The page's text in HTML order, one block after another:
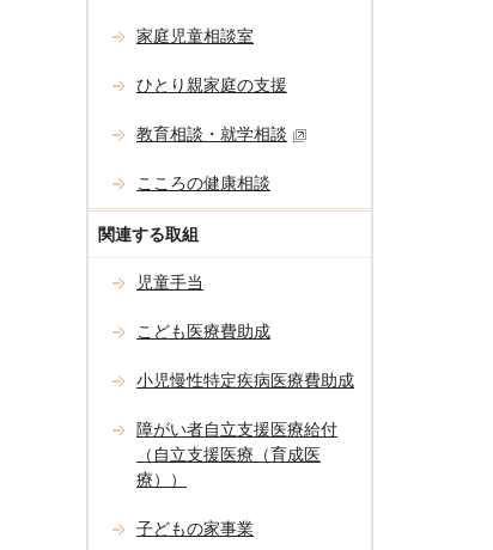
家庭児童相談室
ひとり親家庭の支援
教育相談・就学相談
こころの健康相談
関連する取組
児童手当
こども医療費助成
小児慢性特定疾病医療費助成
障がい者自立支援医療給付
（自立支援医療（育成医
療））
子どもの家事業